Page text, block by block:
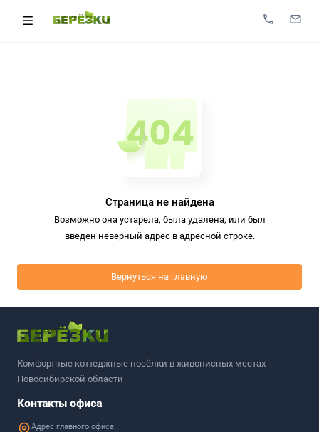
Страница не найдена
Возможно она устарела, была удалена, или был
введен неверный адрес в адресной строке.
Вернуться на главную
Комфортные коттеджные посёлки в живописных местах
Новосибирской области
Контакты офиса
Адрес главного офиса: